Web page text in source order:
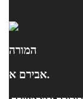
המורה
אבירם א.